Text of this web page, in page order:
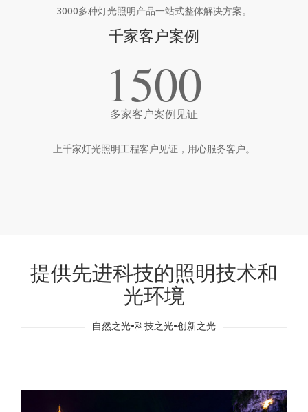
3000多种灯光照明产品一站式整体解决方案。
千家客户案例
1500
多家客户案例见证
上千家灯光照明工程客户见证，用心服务客户。
提供先进科技的照明技术和
光环境
自然之光•科技之光•创新之光